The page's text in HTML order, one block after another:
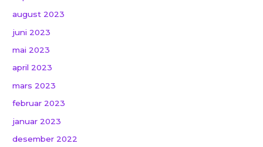
august 2023
juni 2023
mai 2023
april 2023
mars 2023
februar 2023
januar 2023
desember 2022